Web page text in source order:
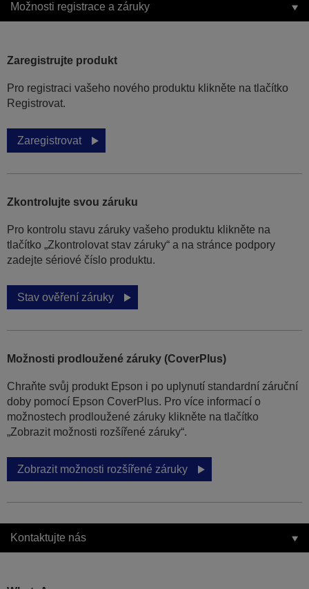
Možnosti registrace a záruky
Zaregistrujte produkt
Pro registraci vašeho nového produktu klikněte na tlačítko
Registrovat.
Zaregistrovat
Zkontrolujte svou záruku
Pro kontrolu stavu záruky vašeho produktu klikněte na
tlačítko „Zkontrolovat stav záruky“ a na stránce podpory
zadejte sériové číslo produktu.
Stav ověření záruky
Možnosti prodloužené záruky (CoverPlus)
Chraňte svůj produkt Epson i po uplynutí standardní záruční
doby pomocí Epson CoverPlus. Pro více informací o
možnostech prodloužené záruky klikněte na tlačítko
„Zobrazit možnosti rozšířené záruky“.
Zobrazit možnosti rozšířené záruky
Kontaktujte nás